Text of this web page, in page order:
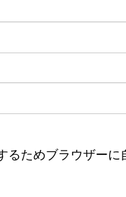
るためブラウザー